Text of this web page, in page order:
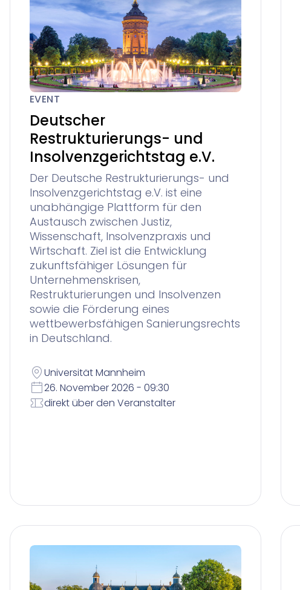
EVENT
Deutscher
Restrukturierungs- und
Insolvenzgerichtstag e.V.
Der Deutsche Restrukturierungs- und
Insolvenzgerichtstag e.V. ist eine
unabhängige Plattform für den
Austausch zwischen Justiz,
Wissenschaft, Insolvenzpraxis und
Wirtschaft. Ziel ist die Entwicklung
zukunftsfähiger Lösungen für
Unternehmenskrisen,
Restrukturierungen und Insolvenzen
sowie die Förderung eines
wettbewerbsfähigen Sanierungsrechts
in Deutschland.
Universität Mannheim
26. November 2026 - 09:30
direkt über den Veranstalter